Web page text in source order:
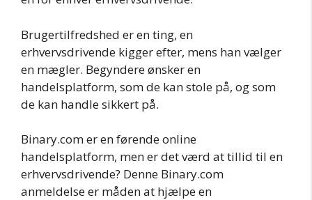
Brugertilfredshed er en ting, en
erhvervsdrivende kigger efter, mens han vælger
en mægler. Begyndere ønsker en
handelsplatform, som de kan stole på, og som
de kan handle sikkert på.
Binary.com er en førende online
handelsplatform, men er det værd at tillid til en
erhvervsdrivende? Denne Binary.com
anmeldelse er måden at hjælpe en